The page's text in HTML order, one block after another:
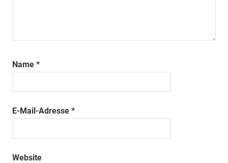
Name *
E-Mail-Adresse *
Website